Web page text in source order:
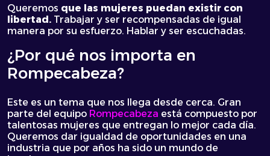
Queremos que las mujeres puedan existir con
libertad. Trabajar y ser recompensadas de igual
manera por su esfuerzo. Hablar y ser escuchadas.
¿Por qué nos importa en
Rompecabeza?
Este es un tema que nos llega desde cerca. Gran
parte del equipo Rompecabeza está compuesto por
talentosas mujeres que entregan lo mejor cada día.
Queremos dar igualdad de oportunidades en una
industria que por años ha sido un mundo de